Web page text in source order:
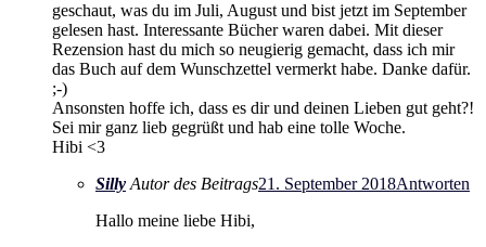
geschaut, was du im Juli, August und bist jetzt im September
gelesen hast. Interessante Bücher waren dabei. Mit dieser
Rezension hast du mich so neugierig gemacht, dass ich mir
das Buch auf dem Wunschzettel vermerkt habe. Danke dafür.
;-)
Ansonsten hoffe ich, dass es dir und deinen Lieben gut geht?!
Sei mir ganz lieb gegrüßt und hab eine tolle Woche.
Hibi <3
Silly Autor des Beitrags21. September 2018Antworten
Hallo meine liebe Hibi,